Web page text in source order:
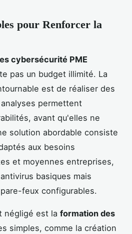
pour Renforcer la
cybersécurité PME
pas un budget illimité. La
est de réaliser des
permettent
avant qu'elles ne
solution abordable consiste
aux besoins
et moyennes entreprises,
basiques mais
feux configurables.
négligé est la formation des
simples, comme la création